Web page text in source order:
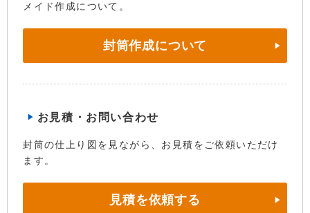
メイド作成について。
封筒作成について
お見積・お問い合わせ
封筒の仕上り図を見ながら、お見積をご依頼いただけ
ます。
見積を依頼する